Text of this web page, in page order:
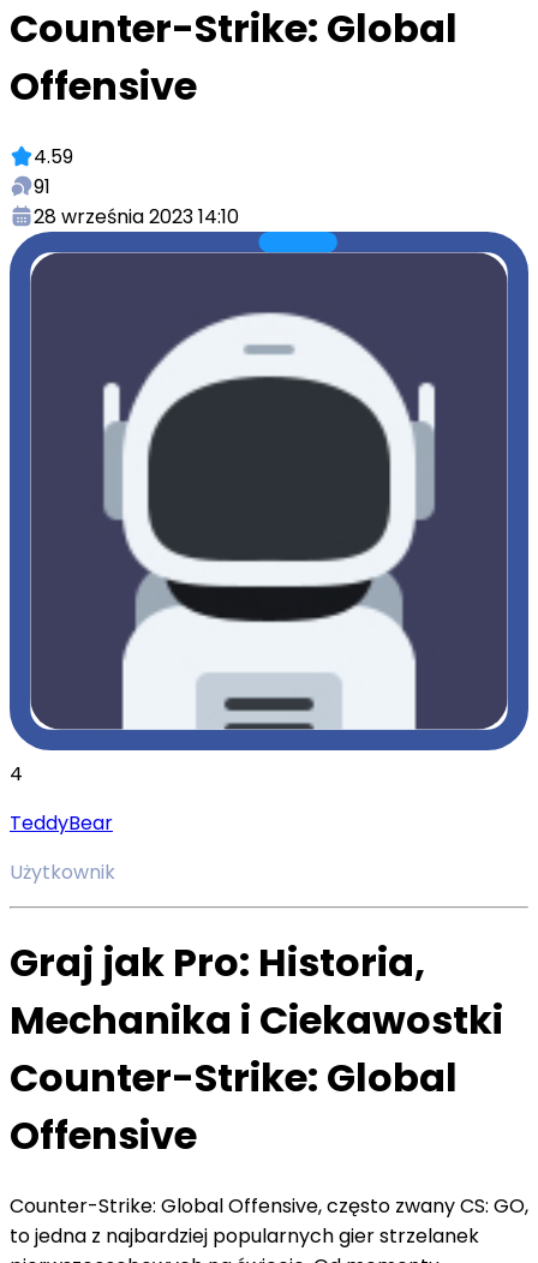
Counter-Strike: Global
Offensive
4.59
91
28 września 2023 14:10
4
TeddyBear
Użytkownik
Graj jak Pro: Historia,
Mechanika i Ciekawostki
Counter-Strike: Global
Offensive
Counter-Strike: Global Offensive, często zwany CS: GO,
to jedna z najbardziej popularnych gier strzelanek